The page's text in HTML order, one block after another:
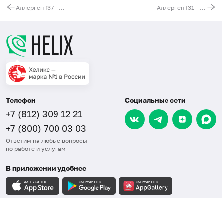
Аллерген f37 - мидия (голубая), IgG Аллерген f31 - морковь, IgG
Телефон
+7 (812) 309 12 21
+7 (800) 700 03 03
Ответим на любые вопросы
по работе и услугам
Социальные сети
В приложении удобнее